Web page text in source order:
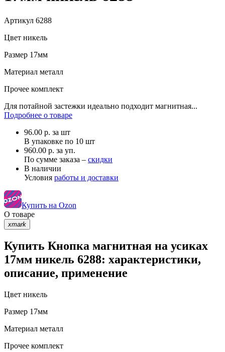
Артикул 6288
Цвет никель
Размер 17мм
Материал металл
Прочее комплект
Для потайной застежки идеально подходит магнитная...
Подробнее о товаре
96.00 р. за шт
В упаковке по 10 шт
960.00 р. за уп.
По сумме заказа – скидки
В наличии
Условия работы и доставки
Купить на Ozon
О товаре
xmark
Купить Кнопка магнитная на усиках
17мм никель 6288: характеристики,
описание, применение
Цвет никель
Размер 17мм
Материал металл
Прочее комплект